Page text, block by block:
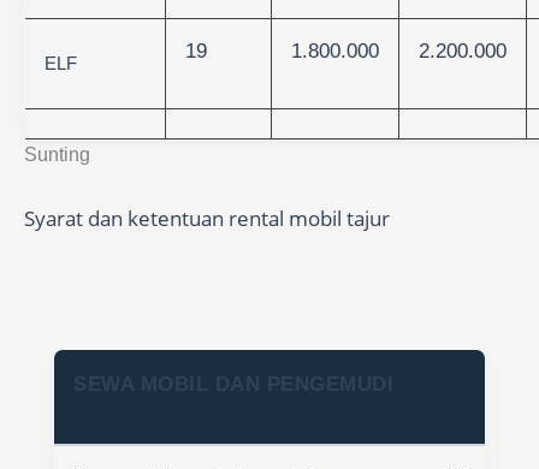
Sunting
ELF
19 1.800.000 2.200.000
Syarat dan ketentuan rental mobil tajur
SEWA MOBIL DAN PENGEMUDI